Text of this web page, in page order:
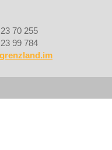
70 255
99 784